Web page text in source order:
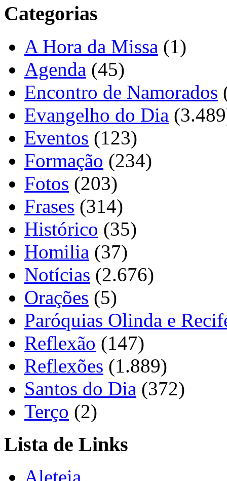
Categorias
A Hora da Missa (1)
Agenda (45)
Encontro de Namorados
Evangelho do Dia
Eventos (123)
Formação (234)
Fotos (203)
Frases (314)
Histórico (35)
Homilia (37)
Notícias (2.676)
Orações (5)
Paróquias Olinda e
Reflexão (147)
Reflexões (1.889)
Santos do Dia (372)
Terço (2)
Lista de Links